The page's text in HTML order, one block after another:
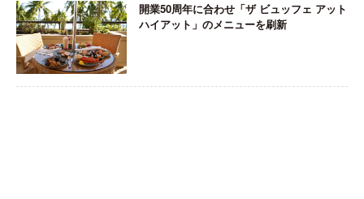
開業50周年に合わせ「ザ ビュッフェ アット
ハイアット」のメニューを刷新